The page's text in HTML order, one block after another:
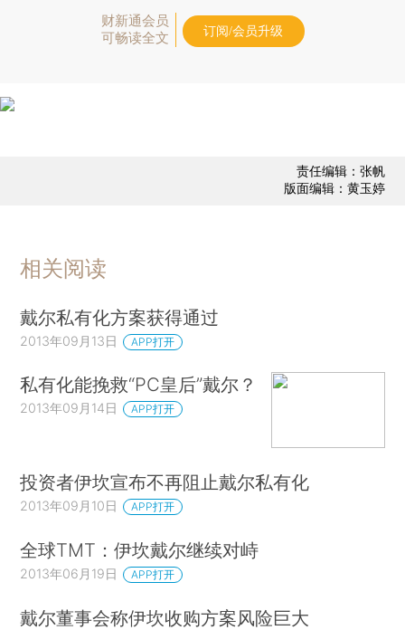
财新通会员
可畅读全文
订阅/会员升级
责任编辑：张帆
版面编辑：黄玉婷
相关阅读
戴尔私有化方案获得通过
2013年09月13日 APP打开
私有化能挽救“PC皇后”戴尔？
2013年09月14日 APP打开
投资者伊坎宣布不再阻止戴尔私有化
2013年09月10日 APP打开
全球TMT：伊坎戴尔继续对峙
2013年06月19日 APP打开
戴尔董事会称伊坎收购方案风险巨大